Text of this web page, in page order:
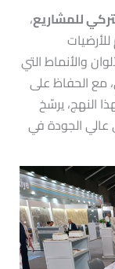
للمشاريع،
والأنماط التي
مع الحفاظ على
النهج، يرسّخ
عالي الجودة في